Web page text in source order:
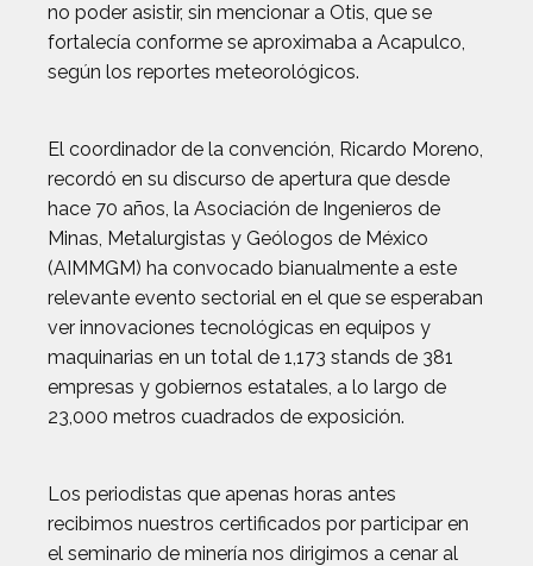
no poder asistir, sin mencionar a Otis, que se
fortalecía conforme se aproximaba a Acapulco,
según los reportes meteorológicos.
El coordinador de la convención, Ricardo Moreno,
recordó en su discurso de apertura que desde
hace 70 años, la Asociación de Ingenieros de
Minas, Metalurgistas y Geólogos de México
(AIMMGM) ha convocado bianualmente a este
relevante evento sectorial en el que se esperaban
ver innovaciones tecnológicas en equipos y
maquinarias en un total de 1,173 stands de 381
empresas y gobiernos estatales, a lo largo de
23,000 metros cuadrados de exposición.
Los periodistas que apenas horas antes
recibimos nuestros certificados por participar en
el seminario de minería nos dirigimos a cenar al